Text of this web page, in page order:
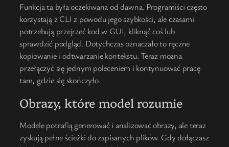
Funkcja ta była oczekiwana od dawna. Programiści często
korzystają z CLI z powodu jego szybkości, ale czasami
potrzebują przejrzeć kod w GUI, kliknąć coś lub
sprawdzić podgląd. Dotychczas oznaczało to ręczne
kopiowanie i odtwarzanie kontekstu. Teraz można
przełączyć się jednym poleceniem i kontynuować pracę
tam, gdzie się skończyło.
Obrazy, które model rozumie
Modele potrafią generować i analizować obrazy, ale teraz
zyskują pełne ścieżki do zapisanych plików. Gdy dołączasz